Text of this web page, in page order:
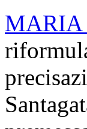
MARIA